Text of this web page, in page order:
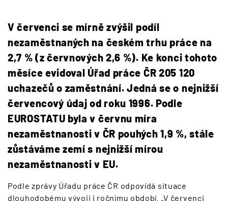
V červenci se mírně zvýšil podíl
nezaměstnaných na českém trhu práce na
2,7 % (z červnových 2,6 %). Ke konci tohoto
měsíce evidoval Úřad práce ČR 205 120
uchazečů o zaměstnání. Jedná se o nejnižší
červencový údaj od roku 1996. Podle
EUROSTATU byla v červnu míra
nezaměstnanosti v ČR pouhých 1,9 %, stále
zůstáváme zemí s nejnižší mírou
nezaměstnanosti v EU.
Podle zprávy Úřadu práce ČR odpovídá situace
dlouhodobému vývoji i ročnímu období. „V červenci